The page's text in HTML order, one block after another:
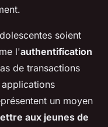
soient
l'authentification
de transactions
un moyen
aux jeunes de